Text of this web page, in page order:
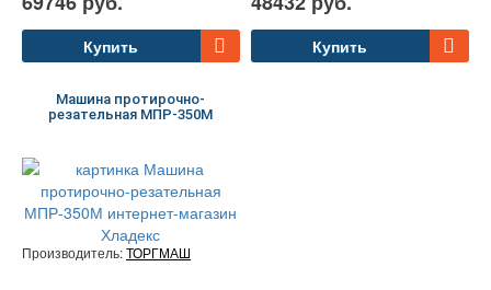
Купить Купить
Машина протирочно-
резательная МПР-350М
Производитель:ТОРГМАШ